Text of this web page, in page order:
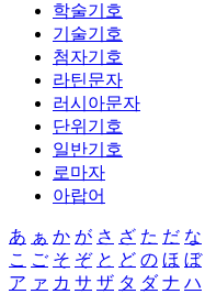
학술기호
기술기호
첨자기호
라틴문자
러시아문자
단위기호
일반기호
로마자
아랍어
あ ぁ か が さ ざ た だ な
こ ご そ ぞ と ど の ほ ぼ
ア ァ カ サ ザ タ ダ ナ ハ